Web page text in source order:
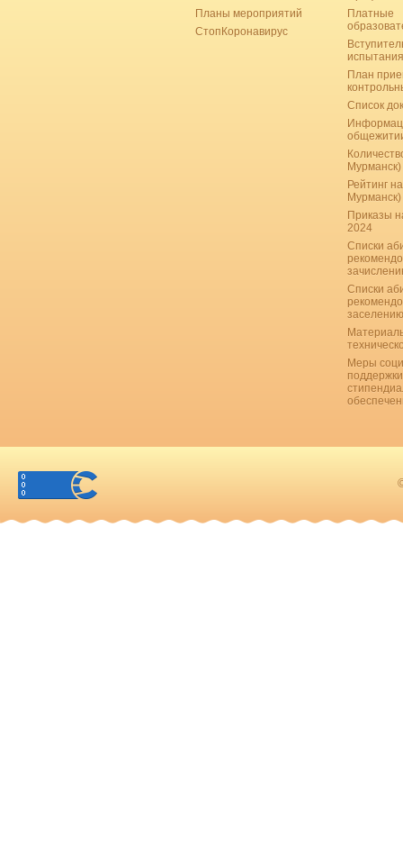
Планы мероприятий
СтопКоронавирус
Платные
испытания
План
Список
Мурманск)
Рейтинг
Мурманск)
Приказы
2024
Списки
Списки
Меры